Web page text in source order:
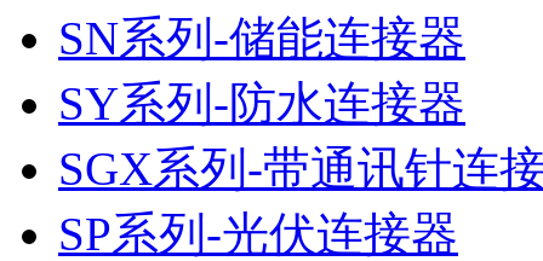
SN系列-储能连接器
SY系列-防水连接器
SGX系列-带通讯针连
SP系列-光伏连接器